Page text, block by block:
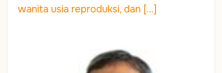
wanita usia reproduksi, dan […]